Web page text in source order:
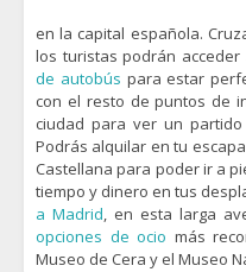
en la capital española.
los turistas podrán
de autobús para estar
con el resto de puntos de
ciudad para ver un
Podrás alquilar en tu
Castellana para poder ir a
tiempo y dinero en tus
a Madrid, en esta larga
opciones de ocio más
Museo de Cera y el Museo